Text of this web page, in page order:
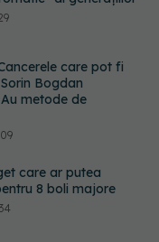
Cancerele care pot fi
Bogdan
care ar putea
8 boli majore
crește brusc